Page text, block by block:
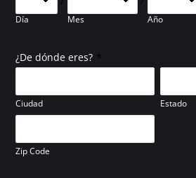
Día Mes Año
¿De dónde eres? *
Ciudad Estado
Zip Code